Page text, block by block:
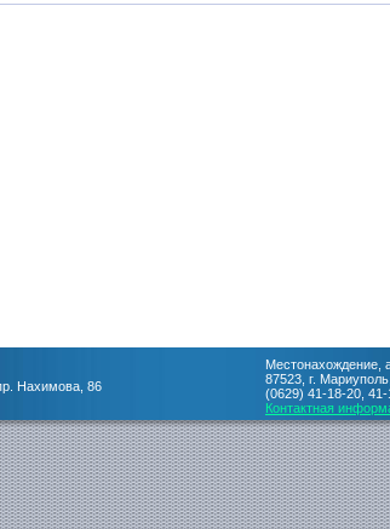
Нахимова, 86
Местонахождение,
87523, г.
(0629) 41-18-20, 41-
Контактная